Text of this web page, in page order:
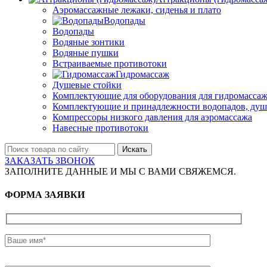
Аэромассажные лежаки, сиденья и плато
Водопады
Водопады
Водяные зонтики
Водяные пушки
Встраиваемые противотоки
Гидромассаж
Душевые стойки
Комплектующие для оборудования для
Комплектующие и принадлежности водопадов,
Компрессоры низкого давления для аэромассажа
Навесные противотоки
Искать
ЗАКАЗАТЬ ЗВОНОК
ЗАПОЛНИТЕ ДАННЫЕ И МЫ С ВАМИ СВЯЖЕМСЯ.
ФОРМА ЗАЯВКИ